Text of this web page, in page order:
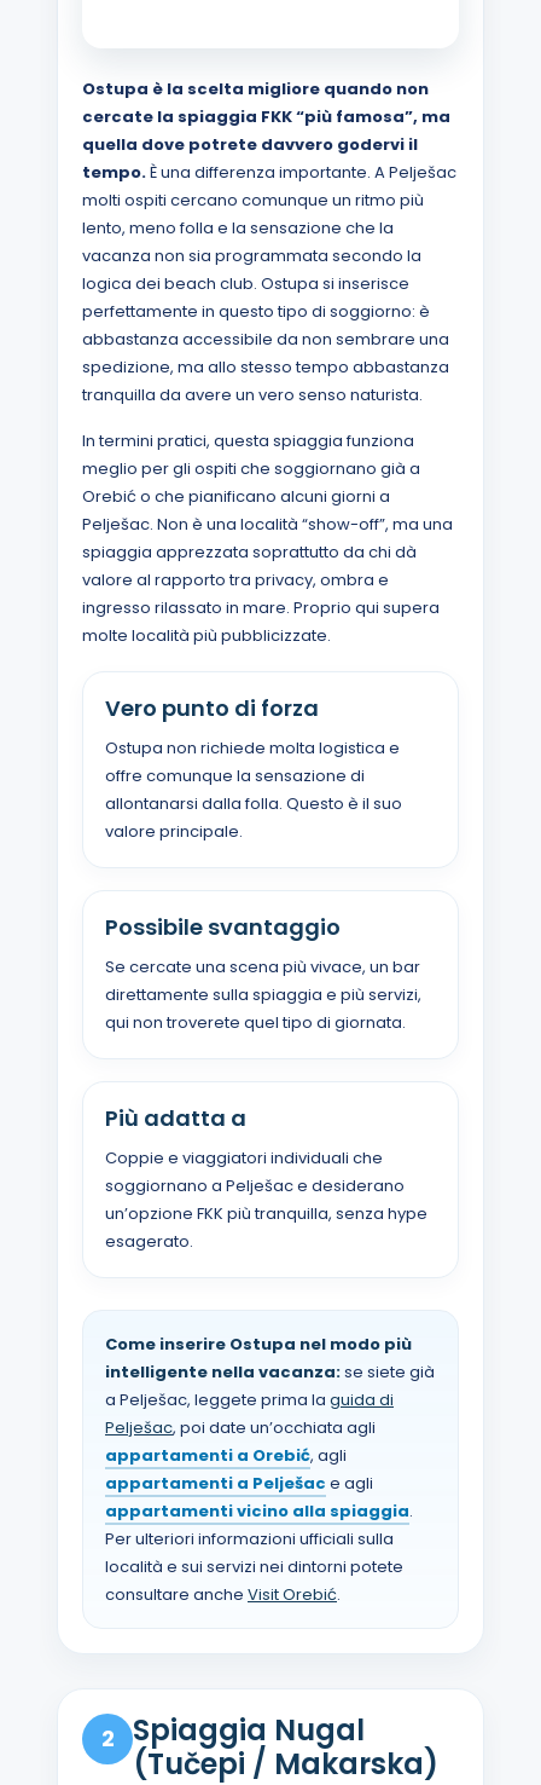
Ostupa è la scelta migliore quando non
cercate la spiaggia FKK “più famosa”, ma
quella dove potrete davvero godervi il
tempo.È una differenza importante. A Pelješac
molti ospiti cercano comunque un ritmo più
lento, meno folla e la sensazione che la
vacanza non sia programmata secondo la
logica dei beach club. Ostupa si inserisce
perfettamente in questo tipo di soggiorno: è
abbastanza accessibile da non sembrare una
spedizione, ma allo stesso tempo abbastanza
tranquilla da avere un vero senso naturista.
In termini pratici, questa spiaggia funziona
meglio per gli ospiti che soggiornano già a
Orebić o che pianificano alcuni giorni a
Pelješac. Non è una località “show-off”, ma una
spiaggia apprezzata soprattutto da chi dà
valore al rapporto tra privacy, ombra e
ingresso rilassato in mare. Proprio qui supera
molte località più pubblicizzate.
Vero punto di forza
Ostupa non richiede molta logistica e
offre comunque la sensazione di
allontanarsi dalla folla. Questo è il suo
valore principale.
Possibile svantaggio
Se cercate una scena più vivace, un bar
direttamente sulla spiaggia e più servizi,
qui non troverete quel tipo di giornata.
Più adatta a
Coppie e viaggiatori individuali che
soggiornano a Pelješac e desiderano
un’opzione FKK più tranquilla, senza hype
esagerato.
Come inserire Ostupa nel modo più
intelligente nella vacanza:se siete già
a Pelješac, leggete prima la guida di
Pelješac, poi date un’occhiata agli
appartamenti a Orebić, agli
appartamenti a Pelješac e agli
appartamenti vicino alla spiaggia.
Per ulteriori informazioni ufficiali sulla
località e sui servizi nei dintorni potete
consultare anche Visit Orebić.
2
Spiaggia Nugal
(Tučepi / Makarska)